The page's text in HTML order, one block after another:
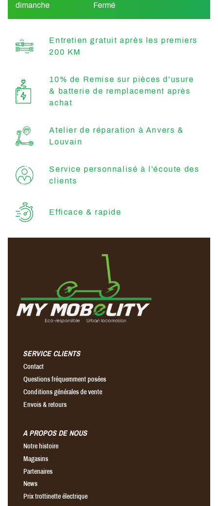
dimanche
Fermé
Entretien gratuit après les premiers
200 KM
10% de Remise sur pièces d'usure
& batterie de remplacement après
achat
Atelier de réparation à Anvers &
Louvain
Service personnalisé à l'écoute des
clients
Efficace & rapide
SERVICE CLIENTS
Contact
Questions fréquemment posées
Conditions générales de vente
Envois & retours
A PROPOS DE NOUS
Notre histoire
Magasins
Partenaires
News
Prix trottinette électrique